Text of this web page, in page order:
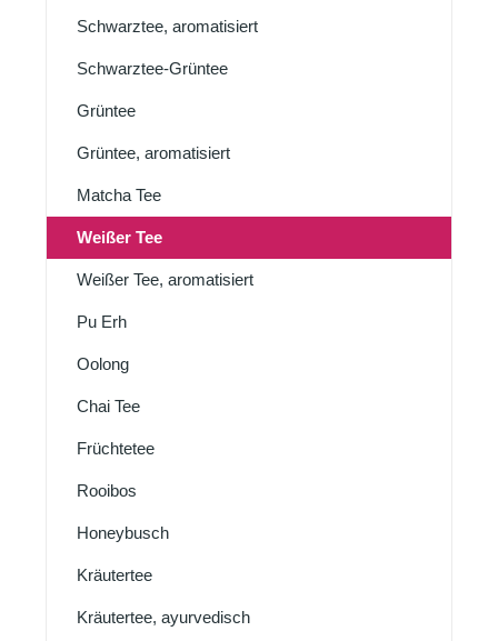
Schwarztee, aromatisiert
Schwarztee-Grüntee
Grüntee
Grüntee, aromatisiert
Matcha Tee
Weißer Tee
Weißer Tee, aromatisiert
Pu Erh
Oolong
Chai Tee
Früchtetee
Rooibos
Honeybusch
Kräutertee
Kräutertee, ayurvedisch